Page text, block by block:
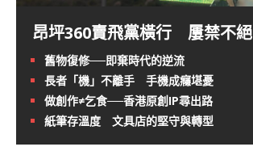
昂坪360賣飛黨橫行 屢禁不絕
舊物復修──即棄時代的逆流
長者「機」不離手 手機成癮堪憂
做創作≠乞食──香港原創IP尋出路
紙筆存溫度 文具店的堅守與轉型